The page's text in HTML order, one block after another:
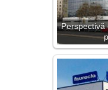
Perspectivă